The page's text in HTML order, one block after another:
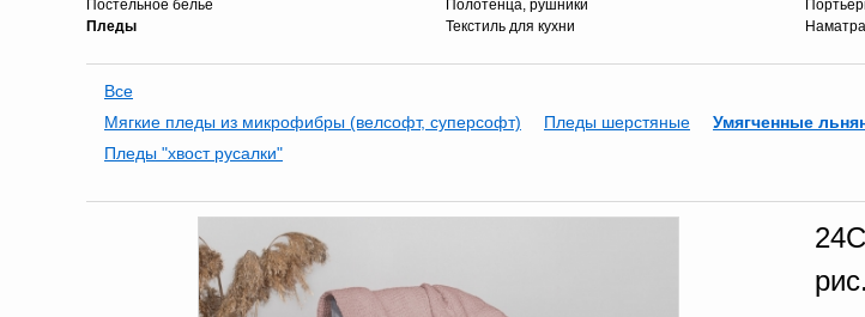
Постельное белье
Пледы
Полотенца, рушники
Текстиль для кухни
Все
Мягкие пледы из микрофибры (велсофт, суперсофт)
Пледы шерстяные Умягченные
Пледы "хвост русалки"